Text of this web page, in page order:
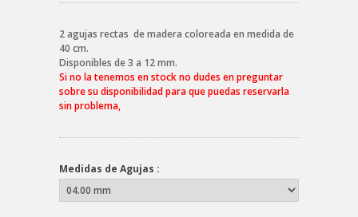
2 agujas rectas de madera coloreada en medida de
40 cm.
Disponibles de 3 a 12 mm.
Si no la tenemos en stock no dudes en preguntar
sobre su disponibilidad para que puedas reservarla
sin problema,
Medidas de Agujas :